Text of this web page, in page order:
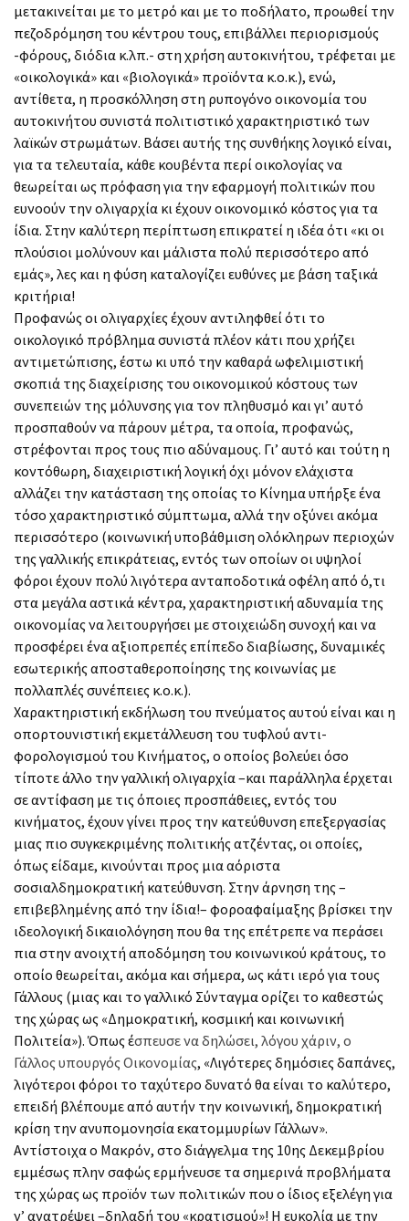
μετακινείται με το μετρό και με το ποδήλατο, προωθεί την
πεζοδρόμηση του κέντρου τους, επιβάλλει περιορισμούς
-φόρους, διόδια κ.λπ.- στη χρήση αυτοκινήτου, τρέφεται με
«οικολογικά» και «βιολογικά» προϊόντα κ.ο.κ.), ενώ,
αντίθετα, η προσκόλληση στη ρυπογόνο οικονομία του
αυτοκινήτου συνιστά πολιτιστικό χαρακτηριστικό των
λαϊκών στρωμάτων. Βάσει αυτής της συνθήκης λογικό είναι,
για τα τελευταία, κάθε κουβέντα περί οικολογίας να
θεωρείται ως πρόφαση για την εφαρμογή πολιτικών που
ευνοούν την ολιγαρχία κι έχουν οικονομικό κόστος για τα
ίδια. Στην καλύτερη περίπτωση επικρατεί η ιδέα ότι «κι οι
πλούσιοι μολύνουν και μάλιστα πολύ περισσότερο από
εμάς», λες και η φύση καταλογίζει ευθύνες με βάση ταξικά
κριτήρια!
Προφανώς οι ολιγαρχίες έχουν αντιληφθεί ότι το
οικολογικό πρόβλημα συνιστά πλέον κάτι που χρήζει
αντιμετώπισης, έστω κι υπό την καθαρά ωφελιμιστική
σκοπιά της διαχείρισης του οικονομικού κόστους των
συνεπειών της μόλυνσης για τον πληθυσμό και γι’ αυτό
προσπαθούν να πάρουν μέτρα, τα οποία, προφανώς,
στρέφονται προς τους πιο αδύναμους. Γι’ αυτό και τούτη η
κοντόθωρη, διαχειριστική λογική όχι μόνον ελάχιστα
αλλάζει την κατάσταση της οποίας το Κίνημα υπήρξε ένα
τόσο χαρακτηριστικό σύμπτωμα, αλλά την οξύνει ακόμα
περισσότερο (κοινωνική υποβάθμιση ολόκληρων περιοχών
της γαλλικής επικράτειας, εντός των οποίων οι υψηλοί
φόροι έχουν πολύ λιγότερα ανταποδοτικά οφέλη από ό,τι
στα μεγάλα αστικά κέντρα, χαρακτηριστική αδυναμία της
οικονομίας να λειτουργήσει με στοιχειώδη συνοχή και να
προσφέρει ένα αξιοπρεπές επίπεδο διαβίωσης, δυναμικές
εσωτερικής αποσταθεροποίησης της κοινωνίας με
πολλαπλές συνέπειες κ.ο.κ.).
Χαρακτηριστική εκδήλωση του πνεύματος αυτού είναι και η
οπορτουνιστική εκμετάλλευση του τυφλού αντι-
φορολογισμού του Κινήματος, ο οποίος βολεύει όσο
τίποτε άλλο την γαλλική ολιγαρχία –και παράλληλα έρχεται
σε αντίφαση με τις όποιες προσπάθειες, εντός του
κινήματος, έχουν γίνει προς την κατεύθυνση επεξεργασίας
μιας πιο συγκεκριμένης πολιτικής ατζέντας, οι οποίες,
όπως είδαμε, κινούνται προς μια αόριστα
σοσιαλδημοκρατική κατεύθυνση. Στην άρνηση της –
επιβεβλημένης από την ίδια!– φοροαφαίμαξης βρίσκει την
ιδεολογική δικαιολόγηση που θα της επέτρεπε να περάσει
πια στην ανοιχτή αποδόμηση του κοινωνικού κράτους, το
οποίο θεωρείται, ακόμα και σήμερα, ως κάτι ιερό για τους
Γάλλους (μιας και το γαλλικό Σύνταγμα ορίζει το καθεστώς
της χώρας ως «Δημοκρατική, κοσμική και κοινωνική
Πολιτεία»). Όπως έσπευσε να δηλώσει, λόγου χάριν, ο
Γάλλος υπουργός Οικονομίας, «Λιγότερες δημόσιες δαπάνες,
λιγότεροι φόροι το ταχύτερο δυνατό θα είναι το καλύτερο,
επειδή βλέπουμε από αυτήν την κοινωνική, δημοκρατική
κρίση την ανυπομονησία εκατομμυρίων Γάλλων».
Αντίστοιχα ο Μακρόν, στο διάγγελμα της 10ης Δεκεμβρίου
εμμέσως πλην σαφώς ερμήνευσε τα σημερινά προβλήματα
της χώρας ως προϊόν των πολιτικών που ο ίδιος εξελέγη για
ν’ ανατρέψει –δηλαδή του «κρατισμού»! Η ευκολία με την